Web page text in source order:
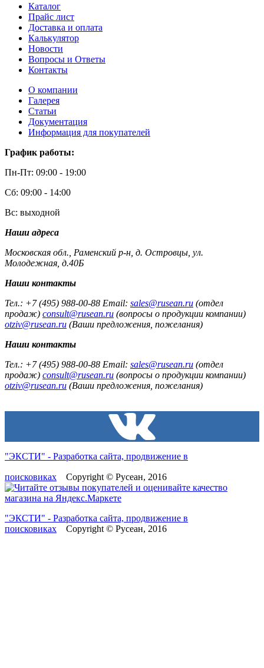
Каталог
Прайс лист
Доставка и оплата
Калькулятор
Новости
Вопросы и Ответы
Контакты
О компании
Галерея
Статьи
Документация
Информация для покупателей
График работы:
Пн-Пт: 09:00 - 19:00
Сб: 09:00 - 14:00
Вс: выходной
Наши адреса
Московская обл., Раменский р-н, д. Островцы, ул.
Молодежная, д.40Б
Наши контакты
Тел.: +7 (495) 988-00-88 Email: sales@rusean.ru (отдел
продаж) consult@rusean.ru (вопросы о продукции компании)
otziv@rusean.ru (Ваши предложения, пожелания)
Наши контакты
Тел.: +7 (495) 988-00-88 Email: sales@rusean.ru (отдел
продаж) consult@rusean.ru (вопросы о продукции компании)
otziv@rusean.ru (Ваши предложения, пожелания)
"ЭКСТИ" - Разработка сайта, продвижение в
поисковиках Copyright © Русеан, 2016
"ЭКСТИ" - Разработка сайта, продвижение в
поисковиках Copyright © Русеан, 2016